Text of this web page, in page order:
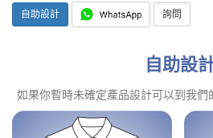
自助設計 詢問
自助設
如果你暫時未確定產品設計可以到我